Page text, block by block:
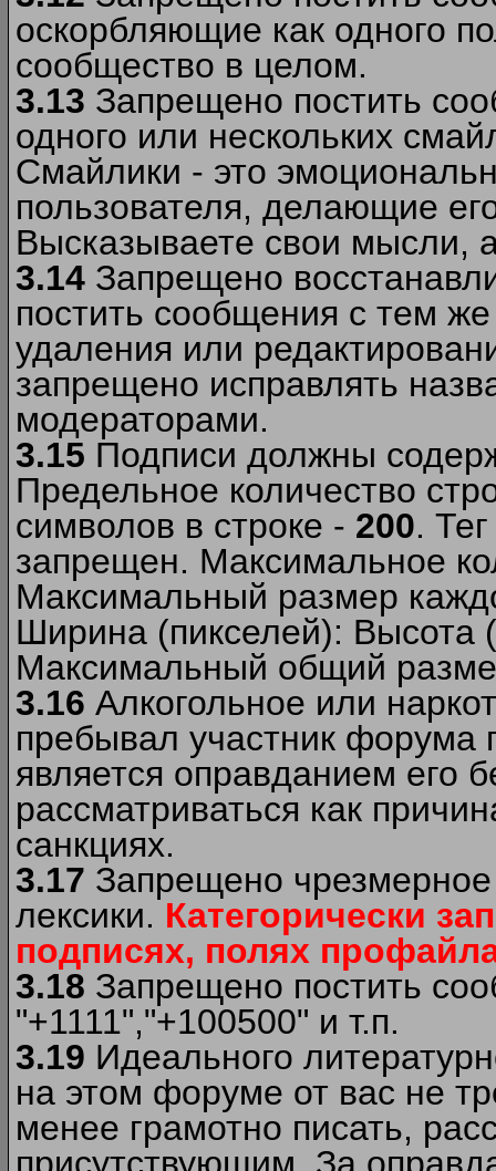
оскорбляющие как одного
сообщество в целом.
3.13 Запрещено постить
одного или нескольких
Смайлики - это
пользователя, делающие
Высказываете свои мысли,
3.14 Запрещено
постить сообщения с тем
удаления или
запрещено исправлять
модераторами.
3.15 Подписи должны
Предельное количество
символов в строке - 200.
запрещен. Максимальное
Максимальный размер
Ширина (пикселей): Высота
Максимальный общий
3.16 Алкогольное или
пребывал участник форума
является оправданием его
рассматриваться как
санкциях.
3.17 Запрещено
лексики. Категорически
подписях, полях
3.18 Запрещено постить
"+1111","+100500" и т.п.
3.19 Идеального
на этом форуме от вас не
менее грамотно писать,